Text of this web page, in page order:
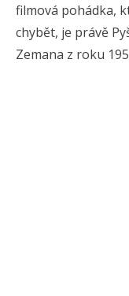
filmová pohádka,
chybět, je právě
Zemana z roku